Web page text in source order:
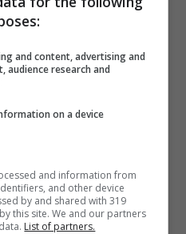
fino al 21 agosto,
Prezzo 59 euro
e sedie da
serie Ikea di
and content, advertising and
audience research and
on a device
and information from
and other device
by and shared with 319
this site. We and our partners
List of partners.